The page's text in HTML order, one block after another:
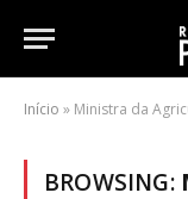
Início » Ministra da
BROWSING: